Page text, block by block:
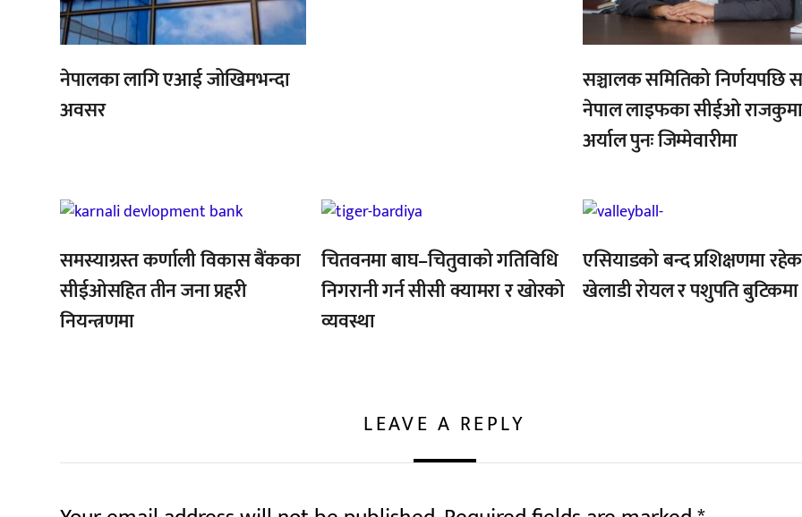
नेपालका लागि एआई जोखिमभन्दा
अवसर
सञ्चालक समितिको निर्णयपछि
नेपाल लाइफका सीईओ
अर्याल पुनः जिम्मेवारीमा
,
समस्याग्रस्त कर्णाली विकास बैंकका
सीईओसहित तीन जना प्रहरी
नियन्त्रणमा
,
चितवनमा बाघ–चितुवाको गतिविधि
निगरानी गर्न सीसी क्यामरा र खोरको
व्यवस्था
,
एसियाडको बन्द प्रशिक्षणमा
खेलाडी रोयल र पशुपति बुटिकमा
LEAVE A REPLY